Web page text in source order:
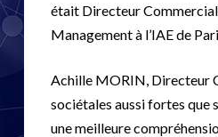
était Directeur Commercial
Management à l’IAE de
Achille MORIN, Directeur
sociétales aussi fortes que
une meilleure